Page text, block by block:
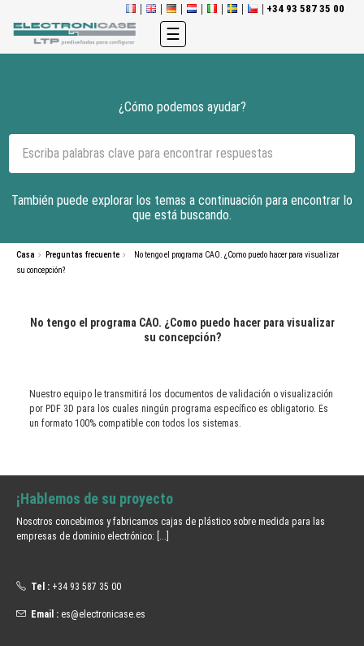
+34 93 587 35 00
Navegación
de
☰
¿Cómo podemos ayudar?
También puede explorar los temas a continuación para encontrar lo
que está buscando.
Casa Preguntas frecuente
No tengo el programa CAO. ¿Como puedo hacer para visualizar
su concepción?
No tengo el programa CAO. ¿Como puedo hacer para visualizar
su concepción?
Nuestro equipo le transmitirá los documentos de validación o visualización
por PDF 3D para los cuales ningún programa específico es obligatorio. Es
un formato 100% compatible con todos los sistemas.
¡Hablemos de su proyecto
Nosotros concebimos y fabricamos cajas de plástico sobre medida para las
empresas de dominio electrónico: [...]
Tel : +34 93 587 35 00
Email : es@electronicase.es